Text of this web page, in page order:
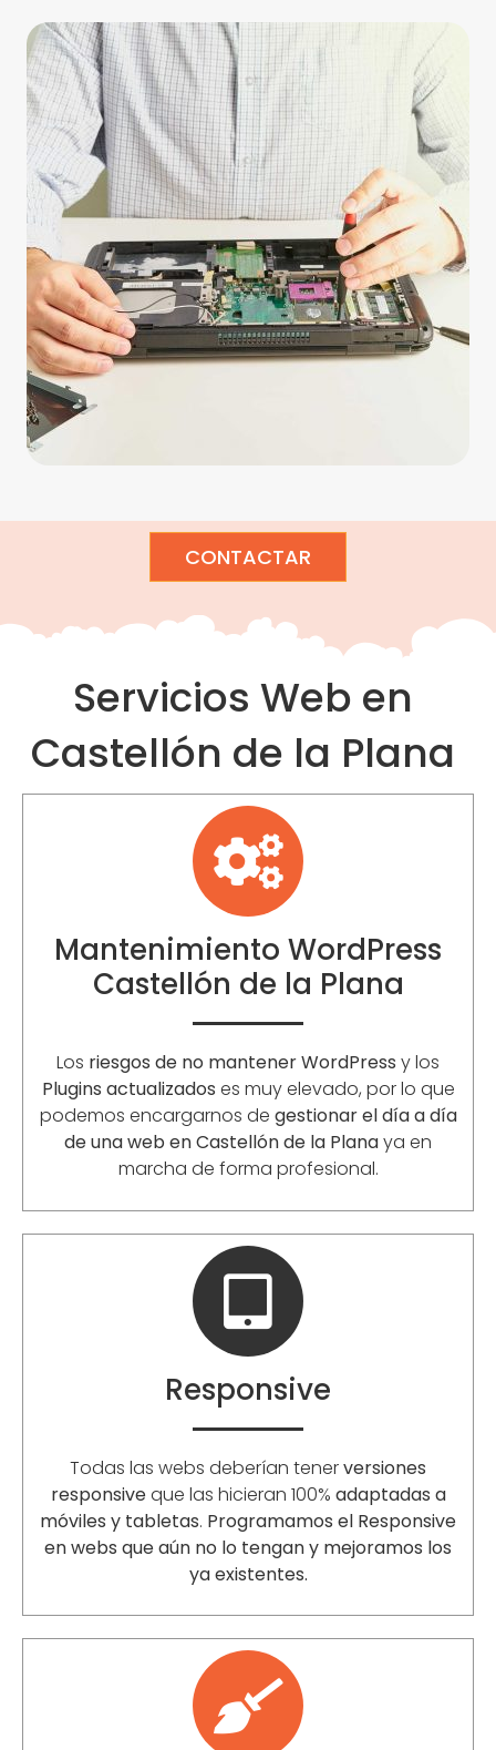
CONTACTAR
Servicios Web en
Castellón de la Plana
Mantenimiento WordPress
Castellón de la Plana
Los riesgos de no mantener WordPress y los
Plugins actualizados es muy elevado, por lo que
podemos encargarnos de gestionar el día a día
de una web en Castellón de la Planaya en
marcha de forma profesional.
Responsive
Todas las webs deberían tenerversiones
responsiveque las hicieran 100% adaptadas a
móviles y tabletas. Programamos el Responsive
en webs que aún no lo tengan y mejoramos los
ya existentes.